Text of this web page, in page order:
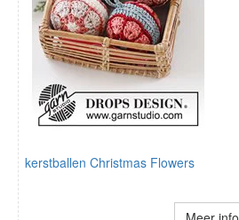
kerstballen Christmas Flowers